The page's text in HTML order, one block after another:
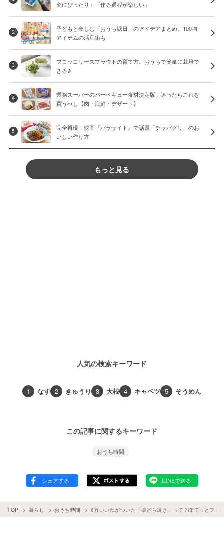
究にぴったり」「作る過程が楽しい」
2
子どもと楽しむ「おうち縁日」のアイデアまとめ。100均
アイテムの活用術も
3
ブロッコリースプラウトの育て方。おうちで簡単に栽培で
きる♪
4
業務スーパーのバーベキュー食材決定版！迷ったらこれを
買うべし【肉・海鮮・デザート】
5
完全再現！映画『パラサイト』で話題「チャパグリ」のお
いしい作り方
もっと見る
人気の検索キーワード
1 なす 2 きゅうり 3 大根 4 キャベツ 5 そうめん
この記事に関するキーワード
おうち時間
TOP 暮らし おうち時間 6万いいねがついた「柴どら焼き」って？ぽてっとフォ